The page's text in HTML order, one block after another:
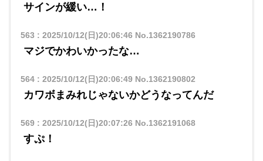
サインが緩い…！
563 : 2025/10/12(日)20:06:46 No.1362190786
マジでかわいかったな…
564: 2025/10/12(日)20:06:49No.1362190802
カワボまみれじゃないかどうなってんだ
569: 2025/10/12(日)20:07:26 No.1362191068
すぷ！